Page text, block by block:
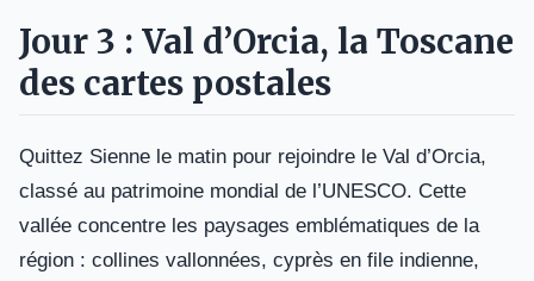
Jour 3 : Val d’Orcia, la Toscane
des cartes postales
Quittez Sienne le matin pour rejoindre le Val d’Orcia,
classé au patrimoine mondial de l’UNESCO. Cette
vallée concentre les paysages emblématiques de la
région : collines vallonnées, cyprès en file indienne,